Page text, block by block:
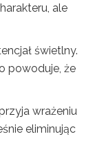
ale
świetlny.
powoduje, że
wrażeniu
eliminując